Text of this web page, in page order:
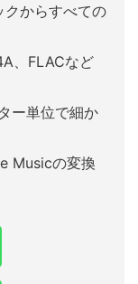
からすべての
、FLACなど
ー単位で細か
Musicの変換